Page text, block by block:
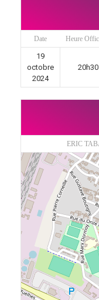
Date Heure
19
octobre
2024
20h30
ERIC